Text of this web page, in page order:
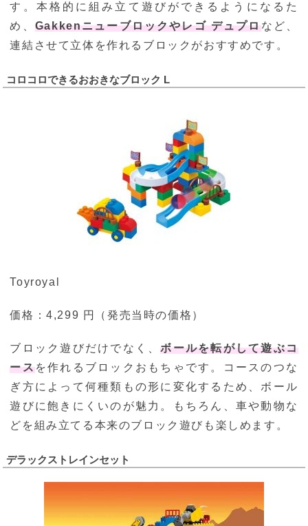
す。本格的に組み立て遊びができるようになるた
め、 Gakkenニューブロックやレゴ デュプロなど、
連結させて立体を作れるブロックがおすすめです。
コロコロできるおおきなブロック L
Toyroyal
価格：4,299 円（発売当時の価格）
ブロック遊びだけでなく、ボールを転がして遊ぶコ
ースを作れるブロックおもちゃです。コースのつな
ぎ方によって何種類もの形に変化するため、ボール
遊びに飽きにくいのが魅力。もちろん、車や動物な
どを組み立てる本来のブロック遊びも楽しめます。
デラックストレインセット